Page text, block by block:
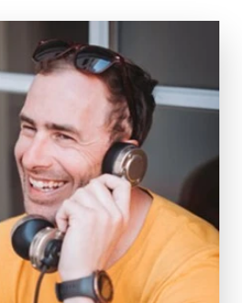
mit insgesamt 16
anerkannt.